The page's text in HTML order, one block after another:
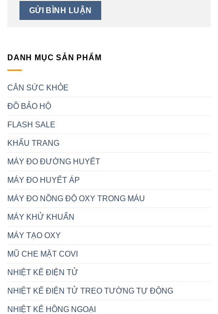
DANH MỤC SẢN PHẨM
CÂN SỨC KHỎE
ĐỒ BẢO HỘ
FLASH SALE
KHẨU TRANG
MÁY ĐO ĐƯỜNG HUYẾT
MÁY ĐO HUYẾT ÁP
MÁY ĐO NỒNG ĐỘ OXY TRONG MÁU
MÁY KHỬ KHUẨN
MÁY TẠO OXY
MŨ CHE MẶT COVI
NHIỆT KẾ ĐIỆN TỬ
NHIỆT KẾ ĐIỆN TỬ TREO TƯỜNG TỰ ĐỘNG
NHIỆT KẾ HỒNG NGOẠI